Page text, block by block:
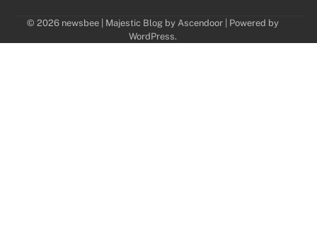
© 2026 newsbee | Majestic Blog by Ascendoor | Powered by
WordPress.